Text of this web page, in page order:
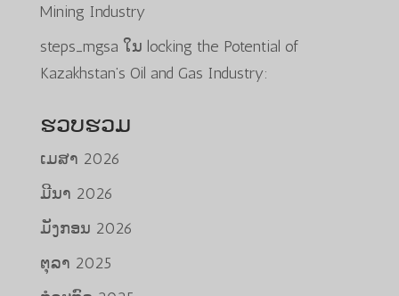
Mining Industry
steps_mgsa ໃນ locking the Potential of
Kazakhstan’s Oil and Gas Industry:
ຮວບຮວມ
ເມສາ 2026
ມີນາ 2026
ມັງກອນ 2026
ຕຸລາ 2025